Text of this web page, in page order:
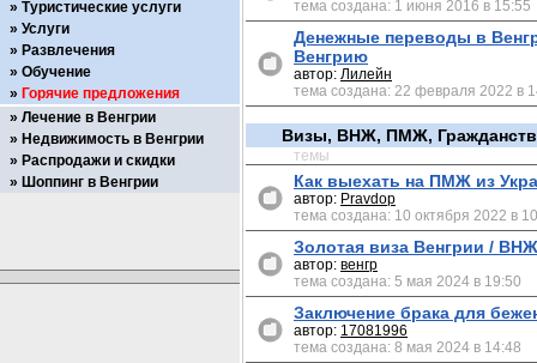
тема создана: 1 июня 2016 в 15:55
Денежные переводы в
Венгрию
автор: Лилейн
тема создана: 22 февраля 2022 в
Визы, ВНЖ, ПМЖ,
темы
Как выехать на ПМЖ из
автор: Pravdop
тема создана: 10 октября 2022 в
Золотая виза Венгрии /
автор: венгр
тема создана: 5 мая 2024 в 19:50
Заключение брака для
автор: 17081996
тема создана: 8 мая 2024 в 14:48
Туристические услуги
Услуги
Развлечения
Обучение
Горячие предложения
Лечение в Венгрии
Недвижимость в Венгрии
Распродажи и скидки
Шоппинг в Венгрии